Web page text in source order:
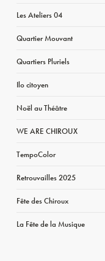
Les Ateliers 04
Quartier Mouvant
Quartiers Pluriels
Ilo citoyen
Noël au Théâtre
WE ARE CHIROUX
TempoColor
Retrouvailles 2025
Fête des Chiroux
La Fête de la Musique